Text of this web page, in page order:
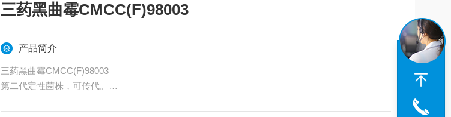
三药黑曲霉CMCC(F)98003
产品简介
三药黑曲霉CMCC(F)98003
第二代定性菌株，可传代。